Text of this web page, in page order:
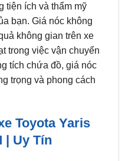
không gian trên xe
trong việc vận chuyển
tích chứa đồ, giá nóc
trọng và phong cách
Toyota Yaris